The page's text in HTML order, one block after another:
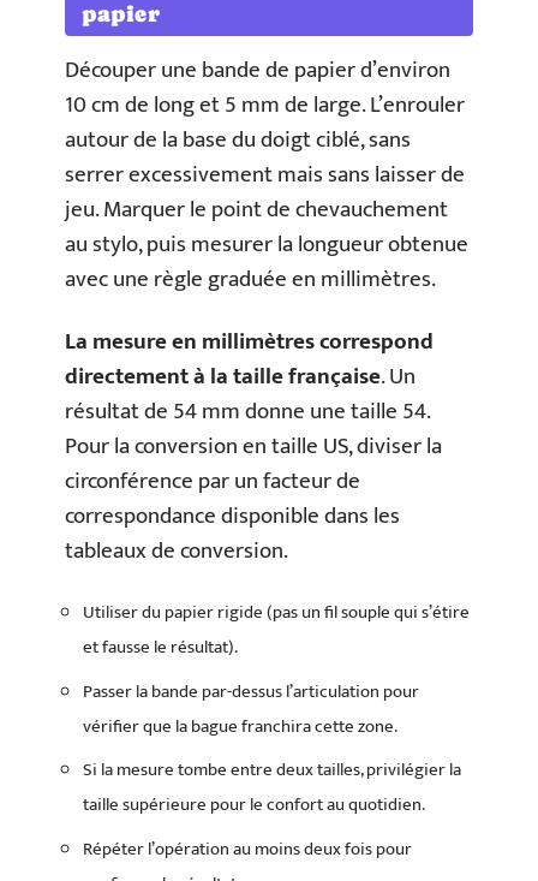
papier
Découper une bande de papier d’environ
10 cm de long et 5 mm de large. L’enrouler
autour de la base du doigt ciblé, sans
serrer excessivement mais sans laisser de
jeu. Marquer le point de chevauchement
au stylo, puis mesurer la longueur obtenue
avec une règle graduée en millimètres.
La mesure en millimètres correspond
directement à la taille française. Un
résultat de 54 mm donne une taille 54.
Pour la conversion en taille US, diviser la
circonférence par un facteur de
correspondance disponible dans les
tableaux de conversion.
Utiliser du papier rigide (pas un fil souple qui s’étire
et fausse le résultat).
Passer la bande par-dessus l’articulation pour
vérifier que la bague franchira cette zone.
Si la mesure tombe entre deux tailles, privilégier la
taille supérieure pour le confort au quotidien.
Répéter l’opération au moins deux fois pour